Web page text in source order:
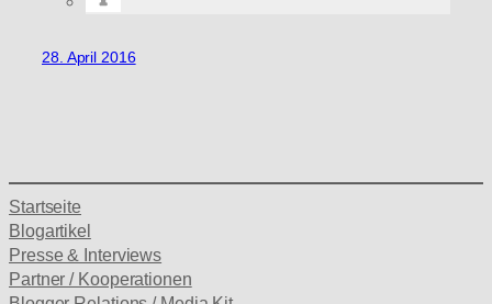
28. April 2016
Startseite
Blogartikel
Presse & Interviews
Partner / Kooperationen